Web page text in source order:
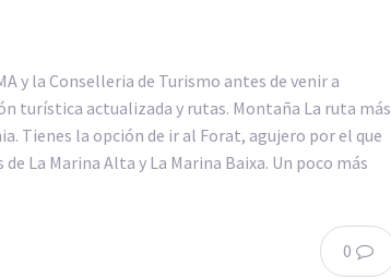
y la Conselleria de Turismo antes de venir a
turística actualizada y rutas. Montaña La ruta más
Tienes la opción de ir al Forat, agujero por el que
La Marina Alta y La Marina Baixa. Un poco más
0